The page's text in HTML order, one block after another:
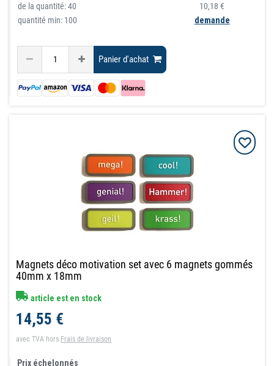
de la quantité:40
10,18 €
quantité min: 100
demande
Panier d'achat
Magnets déco motivation set avec 6 magnets gommés
40mm x 18mm
article est en stock
14,55 €
avec TVA hors Frais de livraison
Prix échelonnés